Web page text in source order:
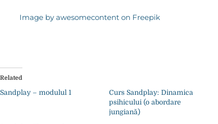
Image by awesomecontent on Freepik
Related
Sandplay – modulul 1
Curs Sandplay: Dinamica
psihicului (o abordare
jungiană)